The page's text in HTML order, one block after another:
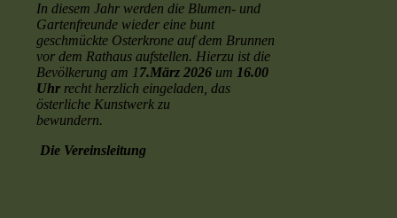
In diesem Jahr werden die Blumen- und
Gartenfreunde wieder eine bunt
geschmückte Osterkrone auf dem Brunnen
vor dem Rathaus aufstellen. Hierzu ist die
Bevölkerung am 17.März 2026 um 16.00
Uhrrecht herzlich eingeladen, das
österliche Kunstwerk zu
bewundern.
Die Vereinsleitung